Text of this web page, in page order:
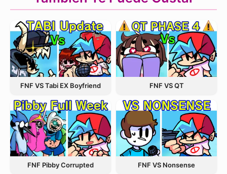
FNF VS Tabi EX Boyfriend FNF VS QT
FNF Pibby Corrupted FNF VS Nonsense